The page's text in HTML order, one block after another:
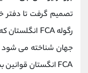
تصمیم گرفت تا دفتر
رگولهFCA انگلستان
جهان شناخته می شود
FCA انگستان قوانین